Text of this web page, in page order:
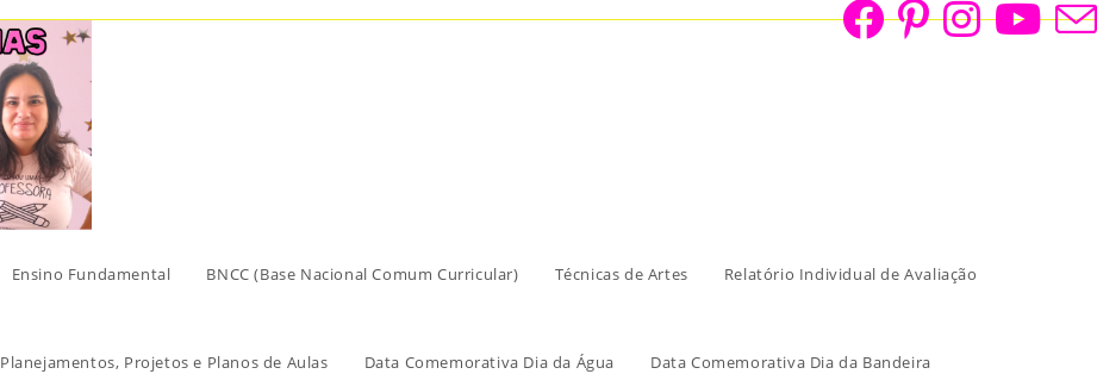
Ensino Fundamental BNCC (Base Nacional Comum Curricular) Técnicas de Artes Relatório Individual de Avaliação
Planejamentos, Projetos e Planos de Aulas Data Comemorativa Dia da Água Data Comemorativa Dia da Bandeira